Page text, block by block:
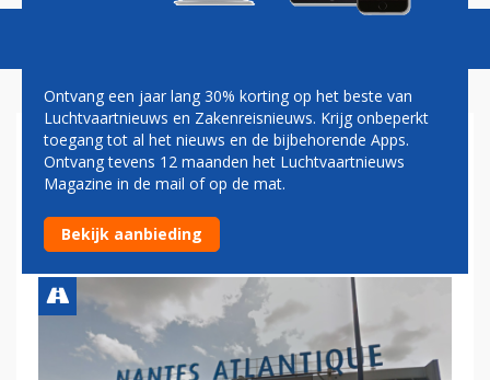
WEER LUCHTHAVENS IN
FRANKRIJK ONTRUIMD NA
BOMMELDINGEN
Ontvang een jaar lang 30% korting op het beste van
Luchtvaartnieuws en Zakenreisnieuws. Krijg onbeperkt
toegang tot al het nieuws en de bijbehorende Apps.
Ontvang tevens 12 maanden het Luchtvaartnieuws
Magazine in de mail of op de mat.
Bekijk aanbieding